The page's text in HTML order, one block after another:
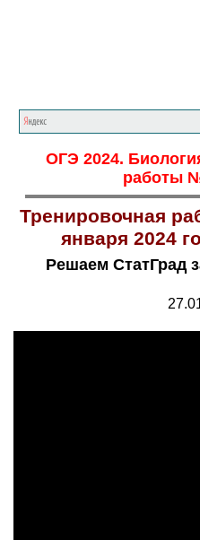
ОГЭ 2024.
работы
Тренировочная
января 2024
Решаем СтатГрад